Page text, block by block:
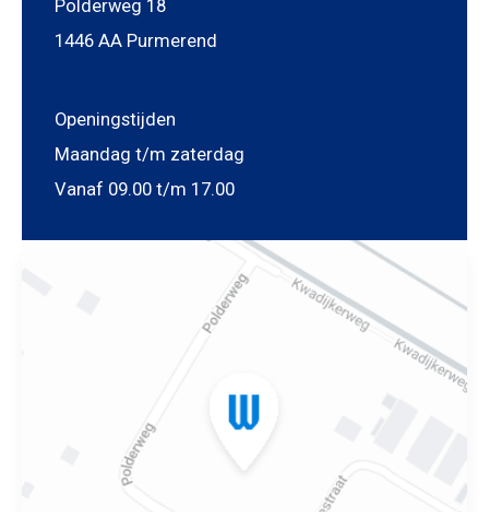
Polderweg 18
1446 AA Purmerend
Openingstijden
Maandag t/m zaterdag
Vanaf 09.00 t/m 17.00